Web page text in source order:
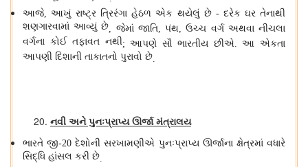
આજે,આખું રાષ્ટ્ર ત્રિરંગા હેઠળ એક થયેલું છે - દરેક ઘર તેનાથી
શણગારવામાં આવ્યું છે, જેમાં જાતિ,પંથ,ઉચ્ચ વર્ગ અથવા નીચલા
વર્ગના કોઈ તફાવત નથી;આપણે સૌ ભારતીય છીએ.આ એકતા
આપણી દિશાની તાકાતનો પુરાવો છે.
નવી અને પુનઃપ્રાપ્ય ઊર્જા મંત્રાલય
ભારતે જી-20દેશોની સરખામણીએ પુનઃપ્રાપ્ય ઊર્જાના ક્ષેત્રમાં વધારે
સિદ્ધિ હાંસલ કરી છે.